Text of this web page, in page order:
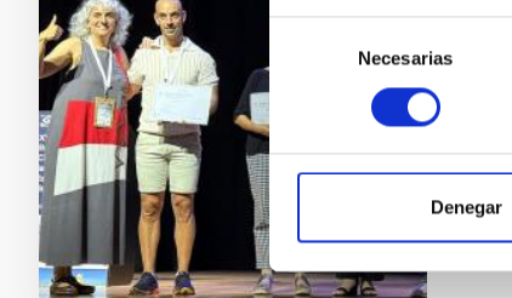
consentimiento
Necesarias
Denegar
El
de